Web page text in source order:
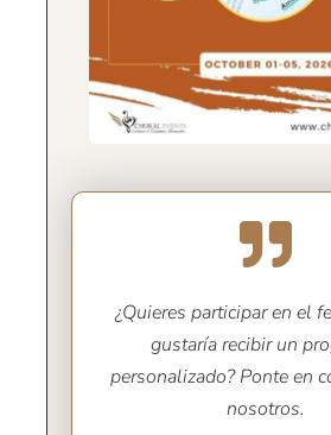
¿Quieres participar en el
gustaría recibir un
personalizado? Ponte en
nosotros.